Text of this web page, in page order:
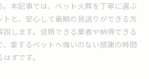
。本記事では、ペット火葬を丁寧に選ぶ
トと、安心して最期の見送りができる方
します。信頼できる業者や納得できる
、愛するペットへ悔いのない感謝の時間
ずです。